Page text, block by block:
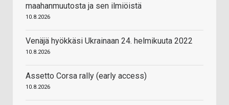
maahanmuutosta ja sen ilmiöistä
10.8.2026
Venäjä hyökkäsi Ukrainaan 24. helmikuuta 2022
10.8.2026
Assetto Corsa rally (early access)
10.8.2026